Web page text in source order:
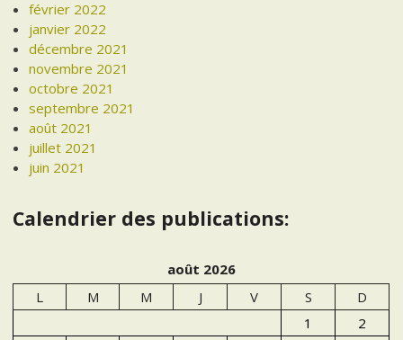
février 2022
janvier 2022
décembre 2021
novembre 2021
octobre 2021
septembre 2021
août 2021
juillet 2021
juin 2021
Calendrier des publications:
août 2026
L
M M J V S
D
1
2